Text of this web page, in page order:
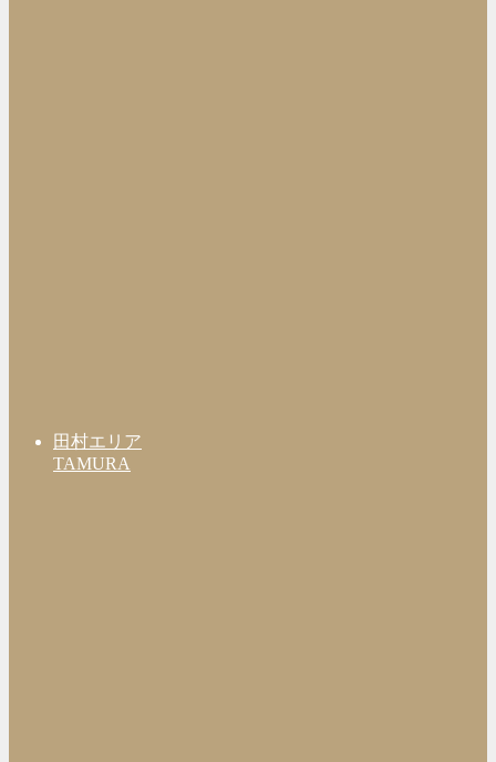
田村エリア
TAMURA